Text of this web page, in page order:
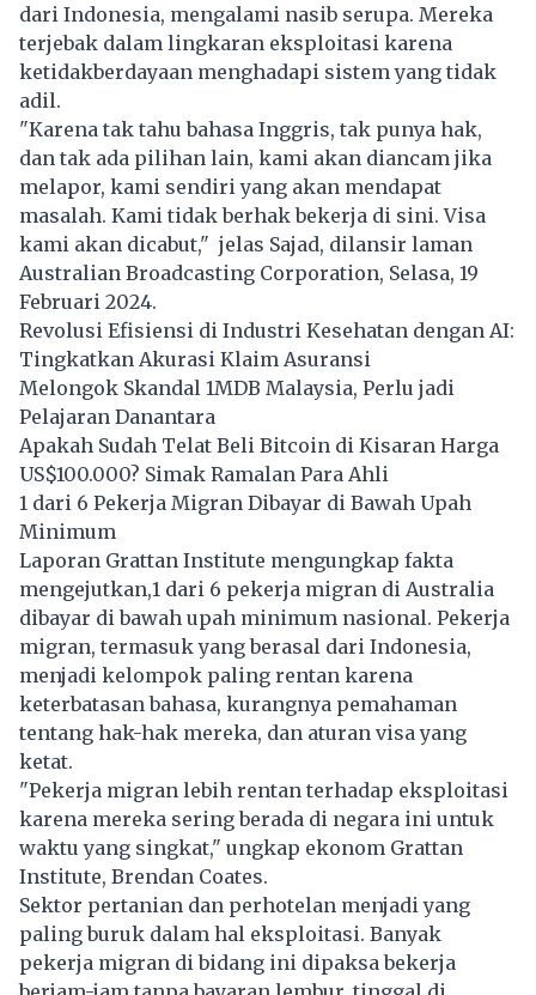
dari Indonesia, mengalami nasib serupa. Mereka
terjebak dalam lingkaran eksploitasi karena
ketidakberdayaan menghadapi sistem yang tidak
adil.
"Karena tak tahu bahasa Inggris, tak punya hak,
dan tak ada pilihan lain, kami akan diancam jika
melapor, kami sendiri yang akan mendapat
masalah. Kami tidak berhak bekerja di sini. Visa
kami akan dicabut," jelas Sajad, dilansir laman
Australian Broadcasting Corporation, Selasa, 19
Februari 2024.
Revolusi Efisiensi di Industri Kesehatan dengan AI:
Tingkatkan Akurasi Klaim Asuransi
Melongok Skandal 1MDB Malaysia, Perlu jadi
Pelajaran Danantara
Apakah Sudah Telat Beli Bitcoin di Kisaran Harga
US$100.000? Simak Ramalan Para Ahli
1 dari 6 Pekerja Migran Dibayar di Bawah Upah
Minimum
Laporan Grattan Institute mengungkap fakta
mengejutkan,1 dari 6 pekerja migran di Australia
dibayar di bawah upah minimum nasional. Pekerja
migran, termasuk yang berasal dari Indonesia,
menjadi kelompok paling rentan karena
keterbatasan bahasa, kurangnya pemahaman
tentang hak-hak mereka, dan aturan visa yang
ketat.
"Pekerja migran lebih rentan terhadap eksploitasi
karena mereka sering berada di negara ini untuk
waktu yang singkat," ungkap ekonom Grattan
Institute, Brendan Coates.
Sektor pertanian dan perhotelan menjadi yang
paling buruk dalam hal eksploitasi. Banyak
pekerja migran di bidang ini dipaksa bekerja